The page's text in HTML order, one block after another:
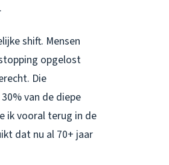
shift. Mensen
opgelost
Die
van de diepe
ik vooral terug in de
dat nu al 70+ jaar